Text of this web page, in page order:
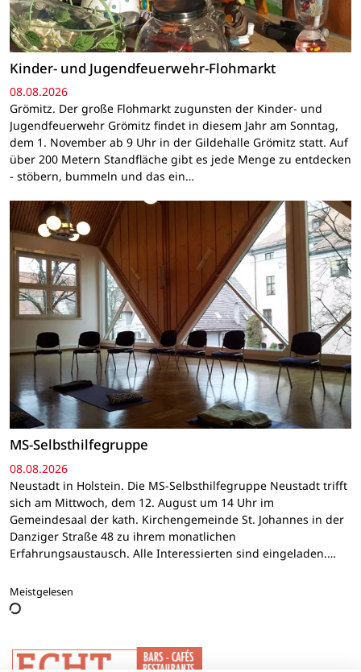
Kinder- und Jugendfeuerwehr-Flohmarkt
08.08.2026
Grömitz. Der große Flohmarkt zugunsten der Kinder- und
Jugendfeuerwehr Grömitz findet in diesem Jahr am Sonntag,
dem 1. November ab 9 Uhr in der Gildehalle Grömitz statt. Auf
über 200 Metern Standfläche gibt es jede Menge zu entdecken
- stöbern, bummeln und das ein…
MS-Selbsthilfegruppe
08.08.2026
Neustadt in Holstein. Die MS-Selbsthilfegruppe Neustadt trifft
sich am Mittwoch, dem 12. August um 14 Uhr im
Gemeindesaal der kath. Kirchengemeinde St. Johannes in der
Danziger Straße 48 zu ihrem monatlichen
Erfahrungsaustausch. Alle Interessierten sind eingeladen.…
Meistgelesen